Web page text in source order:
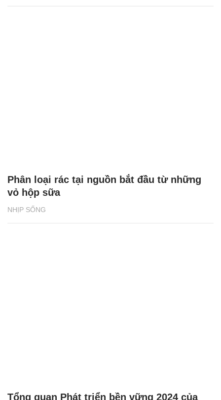
NHỊP SỐNG
Phân loại rác tại nguồn bắt đầu từ những
vỏ hộp sữa
Tổng quan Phát triển bền vững 2024 của